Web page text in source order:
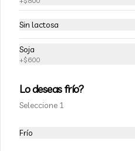
Sin lactosa
Soja
+$600
Lo deseas frío?
Seleccione 1
Frío